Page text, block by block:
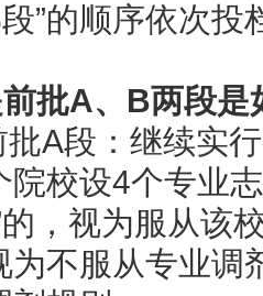
段”的顺序依次投
批A、 B两段是
批A段：继续实
院校设4个专业
的，视为服从该
为不服从专业调